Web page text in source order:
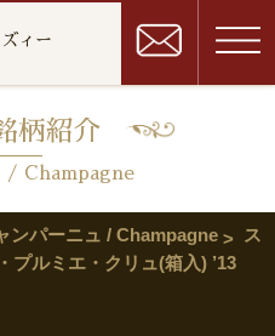
ィー
柄紹介
/ Champagne
ンパーニュ / Champagne
ス
プルミエ・クリュ(箱入) ’13